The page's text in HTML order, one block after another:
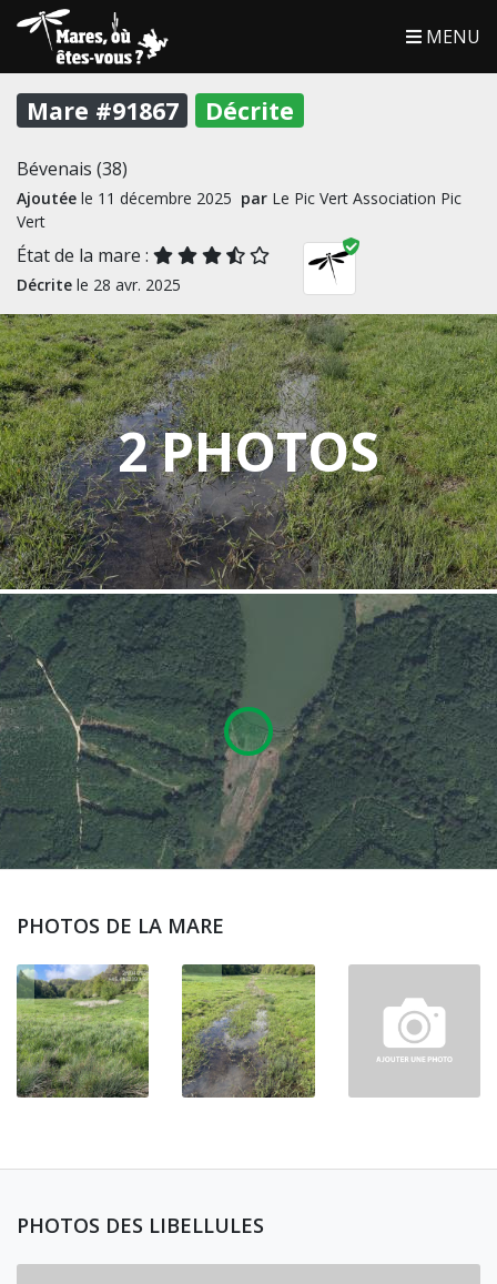
MENU
Mare #91867 Décrite
Bévenais (38)
Ajoutée le 11 décembre 2025 par Le Pic Vert Association Pic
Vert
État de la mare :
Décrite le 28 avr. 2025
2 PHOTOS
PHOTOS DE LA MARE
PHOTOS DES LIBELLULES